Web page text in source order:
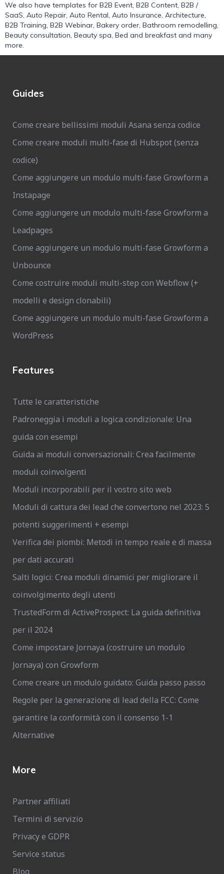
We also have templates for B2B Event, B2B Content, B2B /
SaaS, Auto Repair, Auto Rental, Auto Insurance, Architecture,
B2B Training, B2B Webinar, Bakery order, Bathroom remodelling,
Beauty consultation, Beauty spa, Bed and breakfast and many
more.
Guides
Come creare bellissimi moduli Asana senza codice
Come creare moduli multi-fase di Hubspot (senza
codice)
Come aggiungere un modulo multi-fase Growform a
Instapage
Come aggiungere un modulo multi-fase Growform a
Leadpages
Come aggiungere un modulo multi-fase Growform a
Unbounce
Come costruire moduli multi-step con Webflow (+
modelli e design clonabili)
Come aggiungere un modulo multi-fase Growform a
WordPress
Features
Tutte le caratteristiche
Padroneggia i moduli a logica condizionale: Una
guida con esempi
Guida ai moduli conversazionali: Crea facilmente
moduli coinvolgenti
Moduli incorporabili per il vostro sito web
Moduli di cattura dei lead che convertono nel 2023: 5
potenti suggerimenti + esempi
Verifica dei piombi: Metodi in tempo reale e di massa
per dati accurati
Salti logici: Crea moduli dinamici per migliorare il
coinvolgimento degli utenti
TrustedForm di ActiveProspect: La guida definitiva
per il 2024
Come impostare Jornaya (costruire un modulo
Jornaya) con Growform
Come creare un modulo guidato: Guida passo passo
Regole per la generazione di lead della FCC: Come
garantire la conformità con il consenso 1-1
Alternative
More
Partner affiliati
Termini di servizio
Privacy e GDPR
Service status
Blog